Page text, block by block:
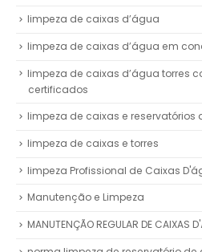
limpeza de caixas d’água
limpeza de caixas d’água em
limpeza de caixas d’água torres
certificados
limpeza de caixas e reservatórios
limpeza de caixas e torres
limpeza Profissional de Caixas
Manutenção e Limpeza
MANUTENÇÃO REGULAR DE CAIXAS